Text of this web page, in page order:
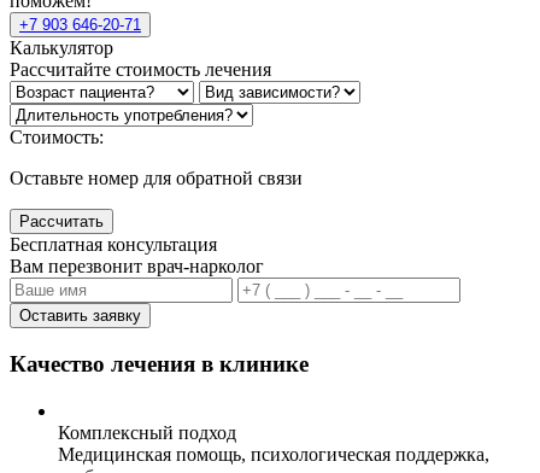
+7 903 646-20-71
Калькулятор
Рассчитайте стоимость лечения
Стоимость:
Оставьте номер для обратной связи
Рассчитать
Бесплатная консультация
Вам перезвонит врач-нарколог
Оставить заявку
Качество лечения в клинике
Комплексный подход
Медицинская помощь, психологическая поддержка,